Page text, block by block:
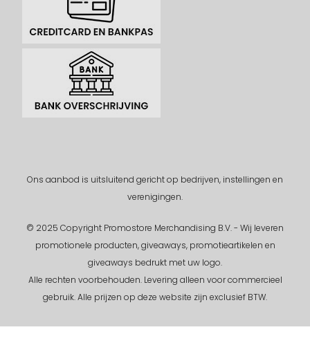
Ons aanbod is uitsluitend gericht op bedrijven, instellingen en
verenigingen.
© 2025 Copyright Promostore Merchandising B.V. - Wij leveren
promotionele producten, giveaways, promotieartikelen en
giveaways bedrukt met uw logo.
Alle rechten voorbehouden.Levering alleen voor commercieel
gebruik. Alle prijzen op deze website zijn exclusief BTW.